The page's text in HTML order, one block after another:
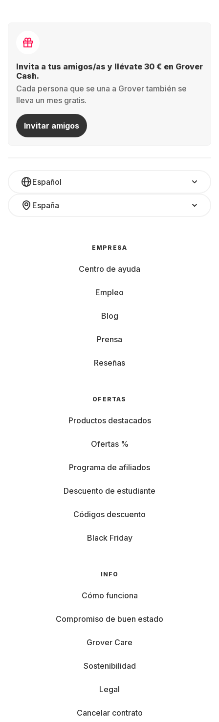
Invita a tus amigos/as y llévate 30 € en Grover
Cash.
Cada persona que se una a Grover también se
lleva un mes gratis.
Invitar amigos
Español
España
EMPRESA
Centro de ayuda
Empleo
Blog
Prensa
Reseñas
OFERTAS
Productos destacados
Ofertas %
Programa de afiliados
Descuento de estudiante
Códigos descuento
Black Friday
INFO
Cómo funciona
Compromiso de buen estado
Grover Care
Sostenibilidad
Legal
Cancelar contrato